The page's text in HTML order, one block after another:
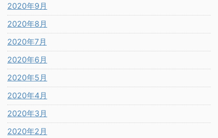
2020年9月
2020年8月
2020年7月
2020年6月
2020年5月
2020年4月
2020年3月
2020年2月